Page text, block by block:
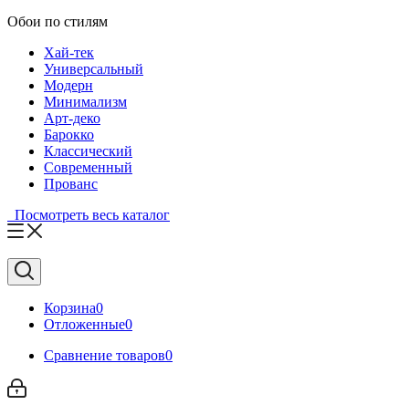
Обои по стилям
Хай-тек
Универсальный
Модерн
Минимализм
Арт-деко
Барокко
Классический
Современный
Прованс
Посмотреть весь каталог
Корзина0
Отложенные0
Сравнение товаров0